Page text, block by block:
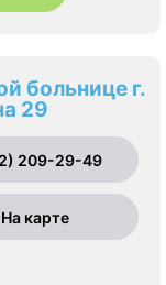
больнице г.
29
209-29-49
карте